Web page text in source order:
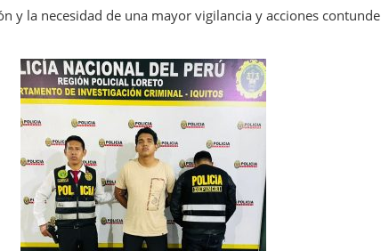
y la necesidad de una mayor vigilancia y acciones